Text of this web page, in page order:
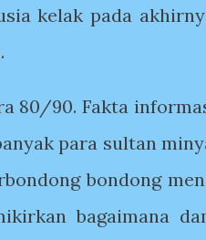
kelak pada
80/90. Fakta
para sultan
bondong
bagaimana